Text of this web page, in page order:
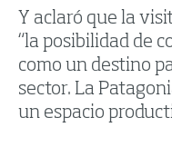
Y aclaró que la
“la posibilidad de
como un destino
sector. La
un espacio